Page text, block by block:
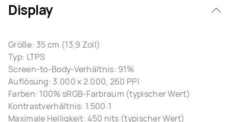
Display
Größe: 35 cm (13,9 Zoll)
Typ: LTPS
Screen-to-Body-Verhältnis: 91%
Auflösung: 3.000 x 2.000, 260 PPI
Farben: 100% sRGB-Farbraum (typischer Wert)
Kontrastverhältnis: 1.500:1
Maximale Helligkeit: 450 nits (typischer Wert)